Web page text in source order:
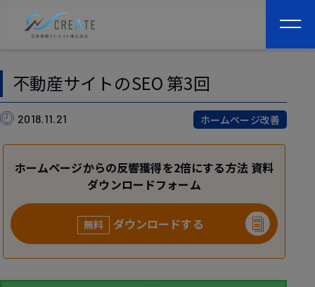
不動産サイトのSEO 第3回
2018.11.21 ホームページ改善
ホームページからの反響獲得を2倍にする方法 資料
ダウンロードフォーム
無料 ダウンロードする